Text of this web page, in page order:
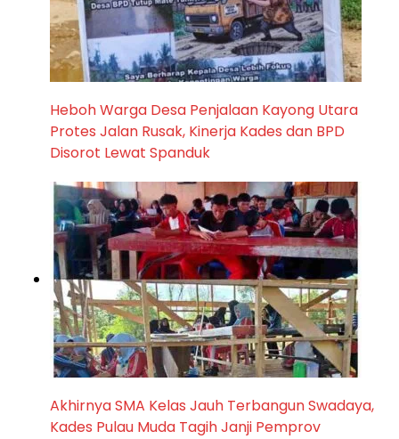
Heboh Warga Desa Penjalaan Kayong Utara
Protes Jalan Rusak, Kinerja Kades dan BPD
Disorot Lewat Spanduk
Akhirnya SMA Kelas Jauh Terbangun Swadaya,
Kades Pulau Muda Tagih Janji Pemprov